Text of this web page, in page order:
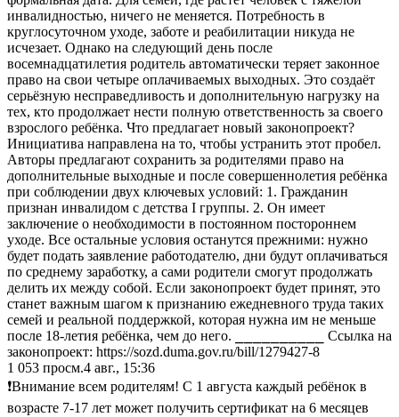
инвалидностью, ничего не меняется. Потребность в
круглосуточном уходе, заботе и реабилитации никуда не
исчезает. Однако на следующий день после
восемнадцатилетия родитель автоматически теряет законное
право на свои четыре оплачиваемых выходных. Это создаёт
серьёзную несправедливость и дополнительную нагрузку на
тех, кто продолжает нести полную ответственность за своего
взрослого ребёнка. Что предлагает новый законопроект?
Инициатива направлена на то, чтобы устранить этот пробел.
Авторы предлагают сохранить за родителями право на
дополнительные выходные и после совершеннолетия ребёнка
при соблюдении двух ключевых условий: 1. Гражданин
признан инвалидом с детства I группы. 2. Он имеет
заключение о необходимости в постоянном постороннем
уходе. Все остальные условия останутся прежними: нужно
будет подать заявление работодателю, дни будут оплачиваться
по среднему заработку, а сами родители смогут продолжать
делить их между собой. Если законопроект будет принят, это
станет важным шагом к признанию ежедневного труда таких
семей и реальной поддержкой, которая нужна им не меньше
после 18-летия ребёнка, чем до него. ⎯⎯⎯⎯⎯⎯⎯⎯⎯⎯ Ссылка на
законопроект: https://sozd.duma.gov.ru/bill/1279427-8
1 053 просм.4 авг., 15:36
❗Внимание всем родителям! C 1 августа каждый ребёнок в
возрасте 7-17 лет может получить сертификат на 6 месяцев